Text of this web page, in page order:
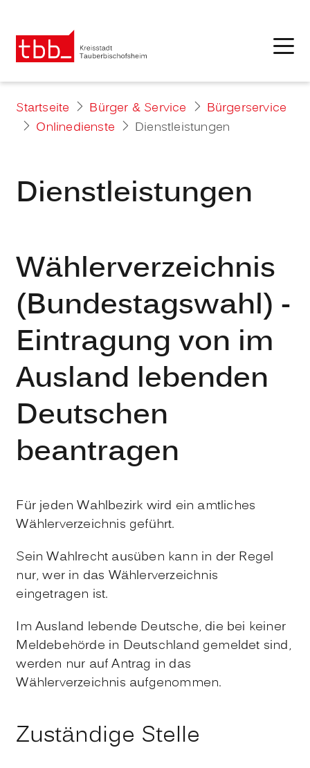
Startseite Bürger & Service
Bürgerservice
Onlinedienste
Dienstleistungen
Dienstleistungen
Wählerverzeichnis
(Bundestagswahl) -
Eintragung von im
Ausland lebenden
Deutschen
beantragen
Für jeden Wahlbezirk wird ein amtliches
Wählerverzeichnis geführt.
Sein Wahlrecht ausüben kann in der Regel
nur, wer in das Wählerverzeichnis
eingetragen ist.
Im Ausland lebende Deutsche, die bei keiner
Meldebehörde in Deutschland gemeldet sind,
werden nur auf Antrag in das
Wählerverzeichnis aufgenommen.
Zuständige Stelle